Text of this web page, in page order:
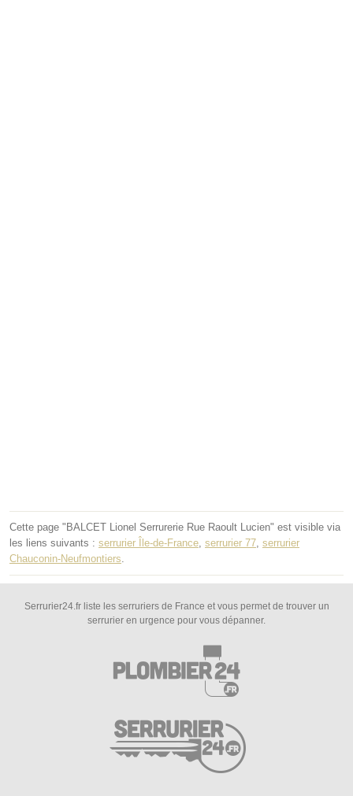
Cette page "BALCET Lionel Serrurerie Rue Raoult Lucien" est visible via
les liens suivants : serrurier Île-de-France serrurier 77 serrurier
Chauconin-Neufmontiers
Serrurier24.fr liste les serruriers de France et vous permet de trouver un
serrurier en urgence pour vous dépanner.